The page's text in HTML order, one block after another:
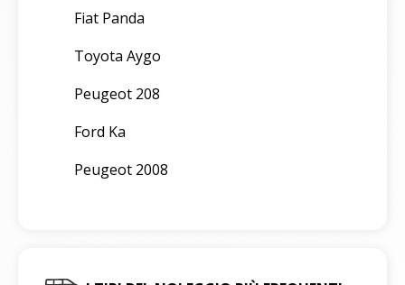
Fiat Panda
Toyota Aygo
Peugeot 208
Ford Ka
Peugeot 2008